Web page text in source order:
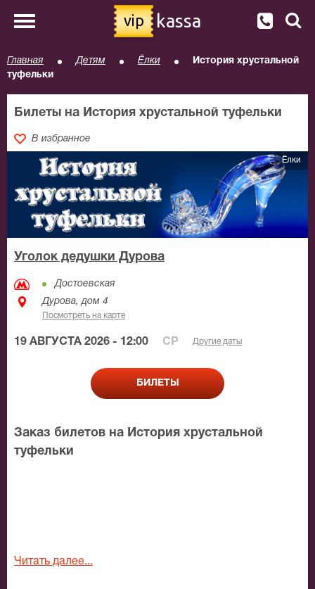
vip kassa
Главная Детям Ёлки
История хрустальной
туфельки
Билеты на История хрустальной туфельки
В избранное
Ёлки
Уголок дедушки Дурова
Достоевская
Дурова, дом 4
Посмотреть на карте
19 АВГУСТА 2026 - 12:00 СР Другие даты
БИЛЕТЫ
Заказ билетов на История хрустальной
туфельки
Читать далее...